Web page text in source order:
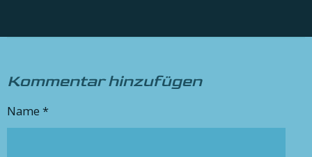
Kommentar hinzufügen
Name *